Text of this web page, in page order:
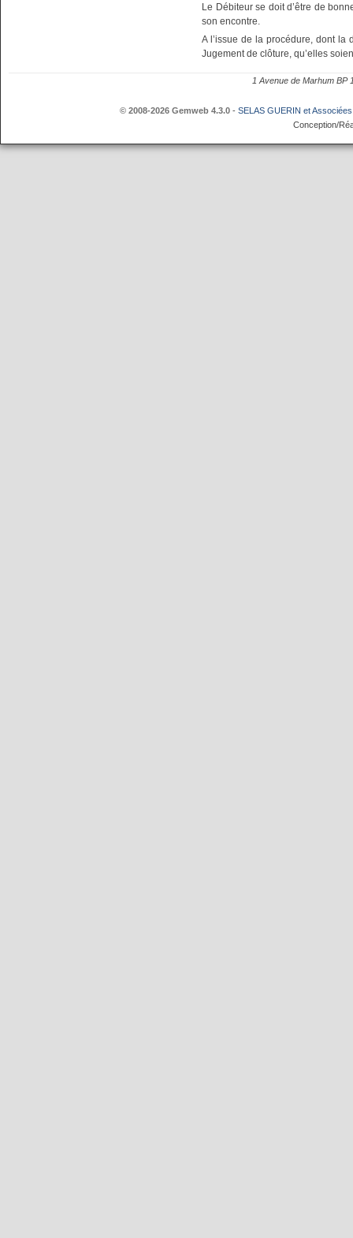
Le Débiteur se doit d’être de
son encontre.
A l’issue de la procédure, dont
Jugement de clôture, qu’elles
1 Avenue de Marhum BP
© 2008-2026 Gemweb 4.3.0 - SELAS GUERIN et Associées
Conception/